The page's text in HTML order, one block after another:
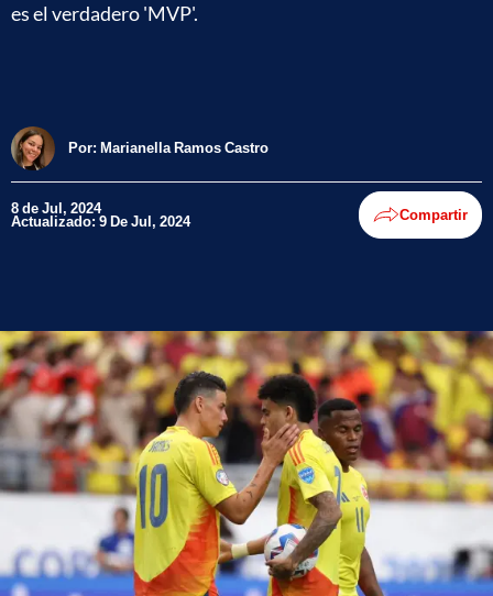
es el verdadero 'MVP'.
Por: Marianella Ramos Castro
8 de Jul, 2024
Actualizado: 9 De Jul, 2024 Compartir